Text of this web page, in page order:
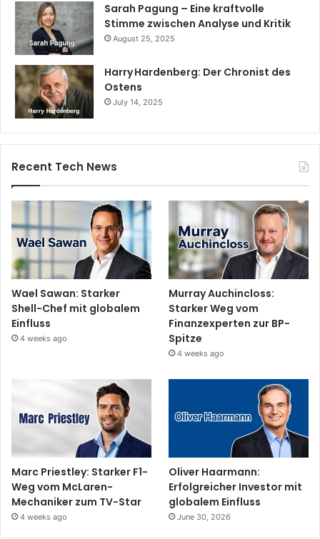
Sarah Pagung – Eine kraftvolle
Stimme zwischen Analyse und Kritik
August 25, 2025
Harry Hardenberg: Der Chronist des
Ostens
July 14, 2025
Recent Tech News
Wael Sawan: Starker
Shell-Chef mit globalem
Einfluss
4 weeks ago
Murray Auchincloss:
Starker Weg vom
Finanzexperten zur BP-
Spitze
4 weeks ago
Marc Priestley: Starker F1-
Weg vom McLaren-
Mechaniker zum TV-Star
4 weeks ago
Oliver Haarmann:
Erfolgreicher Investor mit
globalem Einfluss
June 30, 2026